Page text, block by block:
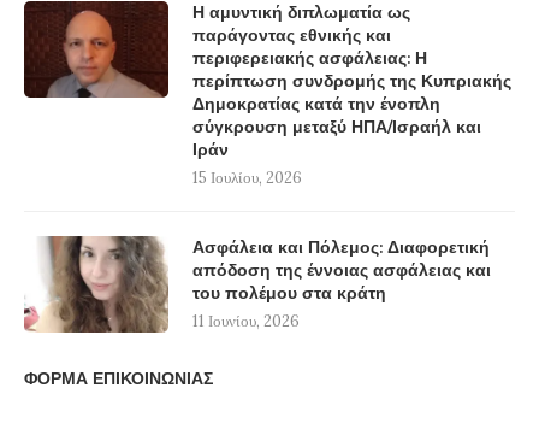
Η αμυντική διπλωματία ως
παράγοντας εθνικής και
περιφερειακής ασφάλειας: Η
περίπτωση συνδρομής της Κυπριακής
Δημοκρατίας κατά την ένοπλη
σύγκρουση μεταξύ ΗΠΑ/Ισραήλ και
Ιράν
15 Ιουλίου, 2026
Ασφάλεια και Πόλεμος: Διαφορετική
απόδοση της έννοιας ασφάλειας και
του πολέμου στα κράτη
11 Ιουνίου, 2026
ΦΟΡΜΑ ΕΠΙΚΟΙΝΩΝΙΑΣ